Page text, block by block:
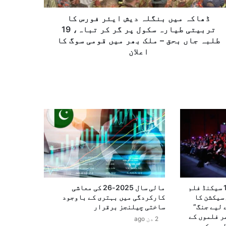
ڈھاکہ میں بنگلہ دیش ایئر فورس کا
تربیتی طیارہ سکول پر گر کر تباہ، 19
طلبہ جاں بحق – ملک بھر میں قومی سوگ کا
اعلان
15ویں بین الاقوامی 100 سیکنڈ فلم
کا
لیے جنگ”
فلموں کے
مالی سال 2025-26 کی معاشی
کارکردگی میں بہتری کے باوجود
ساختی چیلنجز برقرار
2 دن ago